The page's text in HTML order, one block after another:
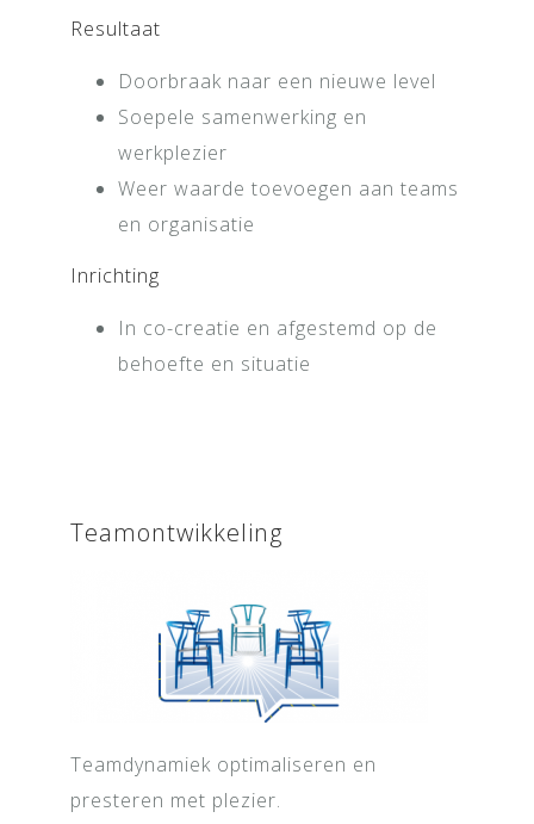
Resultaat
Doorbraak naar een nieuwe level
Soepele samenwerking en
werkplezier
Weer waarde toevoegen aan teams
en organisatie
Inrichting
In co-creatie en afgestemd op de
behoefte en situatie
Teamontwikkeling
Teamdynamiek optimaliseren en
presteren met plezier.